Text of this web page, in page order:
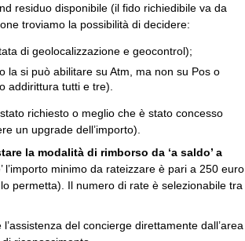
residuo disponibile (il fido richiedibile va da
troviamo la possibilità di decidere:
di geolocalizzazione e geocontrol);
la si può abilitare su Atm, ma non su Pos o
addirittura tutti e tre).
richiesto o meglio che è stato concesso
un upgrade dell’importo).
la modalità di rimborso da ‘a saldo’ a
l’importo minimo da rateizzare è pari a 250 euro
permetta). Il numero di rate è selezionabile tra
del concierge direttamente dall’area